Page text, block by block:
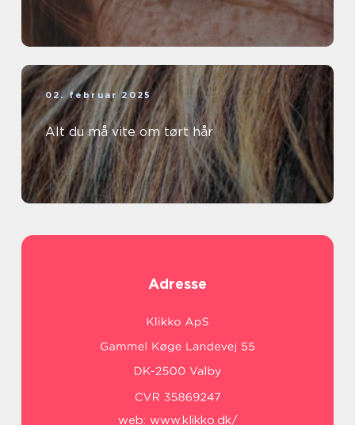
02. februar 2025
Alt du må vite om tørt hår
Adresse
web: www.klikko.dk/